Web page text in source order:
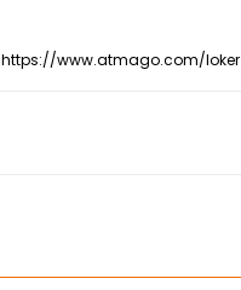
https://www.atmago.com/loker